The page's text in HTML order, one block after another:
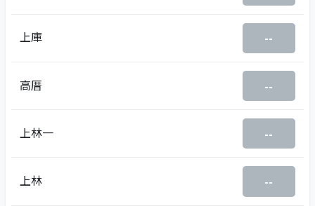
上庫 --
高厝 --
上林一 --
上林 --